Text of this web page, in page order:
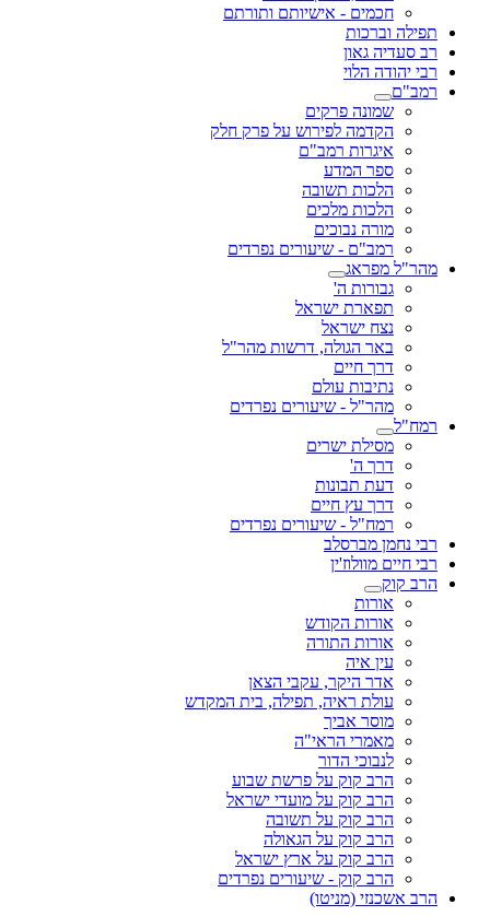
חכמים - אישיותם ותורתם
תפילה וברכות
רב סעדיה גאון
רבי יהודה הלוי
רמב"ם
שמונה פרקים
הקדמה לפירוש על פרק חלק
איגרות רמב"ם
ספר המדע
הלכות תשובה
הלכות מלכים
מורה נבוכים
רמב"ם - שיעורים נפרדים
מהר"ל מפראג
גבורות ה'
תפארת ישראל
נצח ישראל
באר הגולה, דרשות מהר"ל
דרך חיים
נתיבות עולם
מהר"ל - שיעורים נפרדים
רמח"ל
מסילת ישרים
דרך ה'
דעת תבונות
דרך עץ חיים
רמח"ל - שיעורים נפרדים
רבי נחמן מברסלב
רבי חיים מוולוז'ין
הרב קוק
אורות
אורות הקודש
אורות התורה
עין איה
אדר היקר, עקבי הצאן
עולת ראיה, תפילה, בית המקדש
מוסר אביך
מאמרי הראי"ה
לנבוכי הדור
הרב קוק על פרשת שבוע
הרב קוק על מועדי ישראל
הרב קוק על תשובה
הרב קוק על הגאולה
הרב קוק על ארץ ישראל
הרב קוק - שיעורים נפרדים
הרב אשכנזי (מניטו)